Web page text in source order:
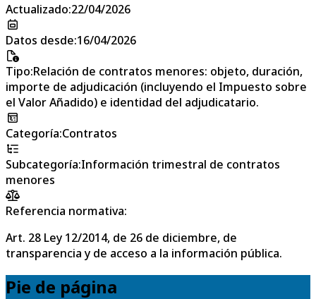
Actualizado:22/04/2026
Datos desde:16/04/2026
Tipo:Relación de contratos menores: objeto, duración,
importe de adjudicación (incluyendo el Impuesto sobre
el Valor Añadido) e identidad del adjudicatario.
Categoría:Contratos
Subcategoría:Información trimestral de contratos
menores
Referencia normativa:
Art. 28 Ley 12/2014, de 26 de diciembre, de
transparencia y de acceso a la información pública.
Pie de página